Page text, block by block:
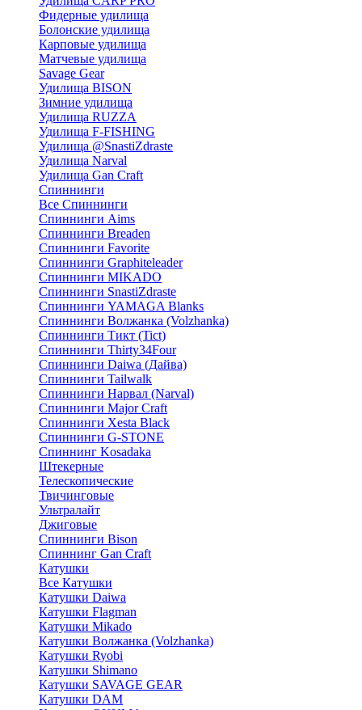
Фидерные удилища
Болонские удилища
Карповые удилища
Матчевые удилища
Savage Gear
Удилища BISON
Зимние удилища
Удилища RUZZA
Удилища F-FISHING
Удилища @SnastiZdraste
Удилища Narval
Удилища Gan Craft
Спиннинги
Все Спиннинги
Спиннинги Aims
Спиннинги Breaden
Спиннинги Favorite
Спиннинги Graphiteleader
Спиннинги MIKADO
Спиннинги SnastiZdraste
Спиннинги YAMAGA Blanks
Спиннинги Волжанка (Volzhanka)
Спиннинги Тикт (Tict)
Спиннинги Thirty34Four
Спиннинги Daiwa (Дайва)
Спиннинги Tailwalk
Спиннинги Нарвал (Narval)
Спиннинги Major Craft
Спиннинги Xesta Black
Спиннинги G-STONE
Спиннинг Kosadaka
Штекерные
Телескопические
Твичинговые
Ультралайт
Джиговые
Спиннинги Bison
Спиннинг Gan Craft
Катушки
Все Катушки
Катушки Daiwa
Катушки Flagman
Катушки Mikado
Катушки Волжанка (Volzhanka)
Катушки Ryobi
Катушки Shimano
Катушки SAVAGE GEAR
Катушки DAM